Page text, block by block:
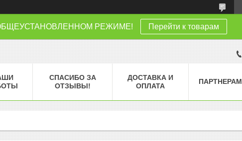
РЕЖИМЕ! Перейти к товарам
СПАСИБО ЗА
ОТЗЫВЫ!
ДОСТАВКА И
ОПЛАТА
ПАРТНЕРАМ